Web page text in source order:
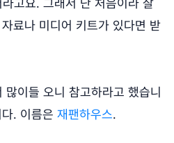
고요. 그래서 난 처음이라 잘
료나 미디어 키트가 있다면 받
이들 오니 참고하라고 했습니
. 이름은 재팬하우스.